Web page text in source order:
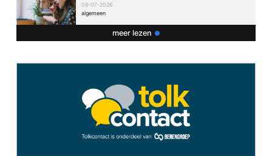
Reactie*
08-07-2026
algemeen
meer lezen